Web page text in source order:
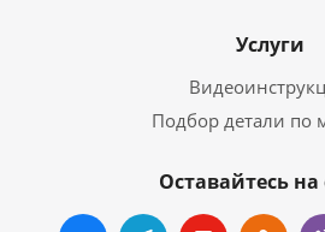
Услуги
Подбор детали по
Оставайтесь на